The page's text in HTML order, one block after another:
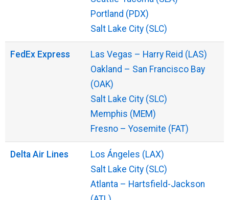
Portland (PDX)
Salt Lake City (SLC)
FedEx Express
Las Vegas – Harry Reid (LAS)
Oakland – San Francisco Bay
(OAK)
Salt Lake City (SLC)
Memphis (MEM)
Fresno – Yosemite (FAT)
Delta Air Lines
Los Ángeles (LAX)
Salt Lake City (SLC)
Atlanta – Hartsfield-Jackson